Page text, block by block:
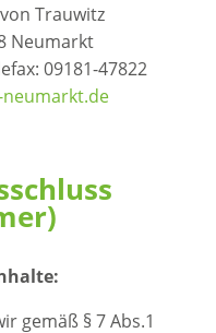
Trauwitz
Neumarkt
09181-47822
gemäß § 7 Abs.1